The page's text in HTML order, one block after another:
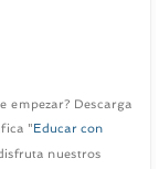
empezar? Descarga
"Educar con
nuestros